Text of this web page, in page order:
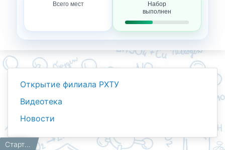
Всего мест
Набор
выполнен
Открытие филиала РХТУ
Видеотека
Новости
Главная
Работникам
Новости Стартовали защиты выпускных квалификационных работ (ВКР)!